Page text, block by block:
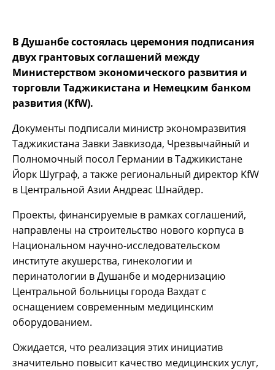
В Душанбе состоялась церемония подписания
двух грантовых соглашений между
Министерством экономического развития и
торговли Таджикистана и Немецким банком
развития (KfW).
Документы подписали министр экономразвития
Таджикистана Завки Завкизода, Чрезвычайный и
Полномочный посол Германии в Таджикистане
Йорк Шуграф, а также региональный директор KfW
в Центральной Азии Андреас Шнайдер.
Проекты, финансируемые в рамках соглашений,
направлены на строительство нового корпуса в
Национальном научно-исследовательском
институте акушерства, гинекологии и
перинатологии в Душанбе и модернизацию
Центральной больницы города Вахдат с
оснащением современным медицинским
оборудованием.
Ожидается, что реализация этих инициатив
значительно повысит качество медицинских услуг,